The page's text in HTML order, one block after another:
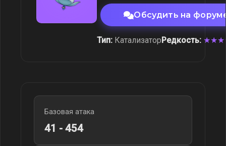
Обсудить на
Тип: КатализаторРедкость:
Базовая атака
41 - 454